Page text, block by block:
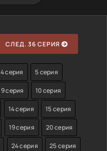
СЛЕД. 36 СЕРИЯ
4 серия 5 серия
9 серия 10 серия
14 серия 15 серия
19 серия 20 серия
24 серия 25 серия